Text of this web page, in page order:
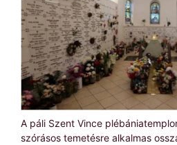
A páli Szent Vince
szórásos temetésre alkalmas